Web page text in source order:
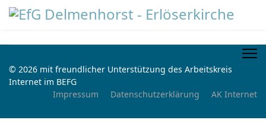
© 2026 mit freundlicher Unterstützung des Arbeitskreis
Internet im BEFG
Impressum
Datenschutzerklärung AK Internet